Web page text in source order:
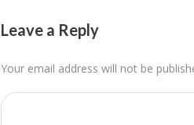
Leave a Reply
Your email address will not be